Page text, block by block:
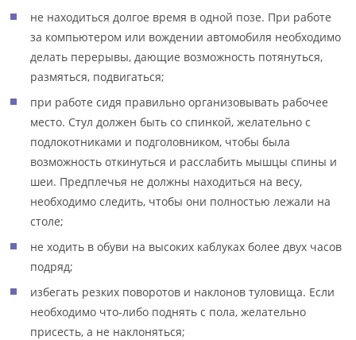
не находиться долгое время в одной позе. При работе
за компьютером или вождении автомобиля необходимо
делать перерывы, дающие возможность потянуться,
размяться, подвигаться;
при работе сидя правильно организовывать рабочее
место. Стул должен быть со спинкой, желательно с
подлокотниками и подголовником, чтобы была
возможность откинуться и расслабить мышцы спины и
шеи. Предплечья не должны находиться на весу,
необходимо следить, чтобы они полностью лежали на
столе;
не ходить в обуви на высоких каблуках более двух часов
подряд;
избегать резких поворотов и наклонов туловища. Если
необходимо что-либо поднять с пола, желательно
присесть, а не наклоняться;